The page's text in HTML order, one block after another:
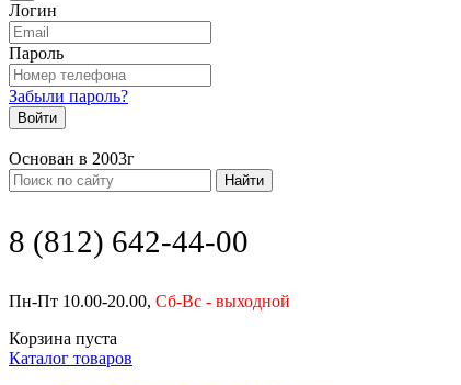
Логин
Пароль
Забыли пароль?
Войти
Основан в 2003г
Найти
8 (812) 642-44-00
Пн-Пт 10.00-20.00, Сб-Вс - выходной
Корзина пуста
Каталог товаров